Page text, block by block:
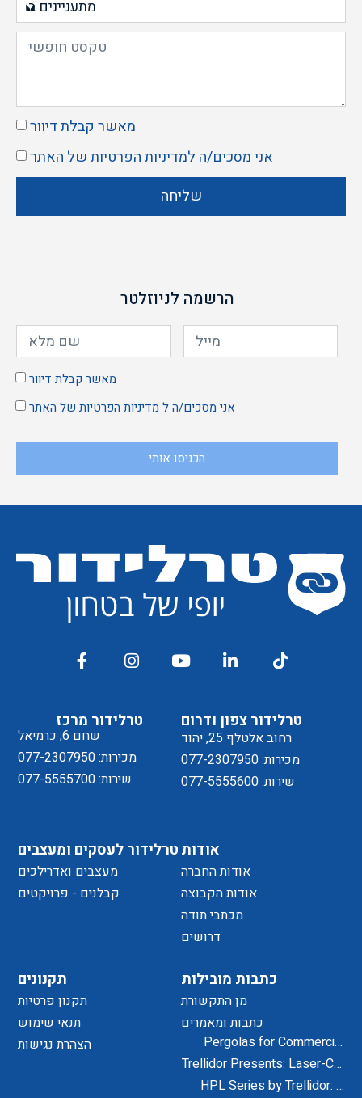
מאשר קבלת דיוור
אני מסכים/ה למדיניות הפרטיותשל האתר
שליחה
הרשמה לניוזלטר
מאשר קבלת דיוור
אני מסכים/ה ל מדיניות הפרטיות של האתר
הכניסו אותי
טרלידור מרכז
שחם 6, כרמיאל
מכירות: 077-2307950
שירות: 077-5555700
תקנונים
תקנון פרטיות
תנאי שימוש
הצהרת נגישות
כתבות מובילות
מן התקשורת
כתבות ומאמרים
Pergolas for Commercial
Centers and Residential
Projects
Trellidor Presents: Laser-Cut
Designs for Home Exteriors
HPL Series by Trellidor: A
טרלידור צפון ודרום
רחוב אלטלף 25, יהוד
מכירות: 077-2307950
שירות: 077-5555600
אודות
אודות החברה
אודות הקבוצה
מכתבי תודה
דרושים
טרלידור לעסקים ומעצבים
מעצבים ואדרילכים
קבלנים - פרויקטים